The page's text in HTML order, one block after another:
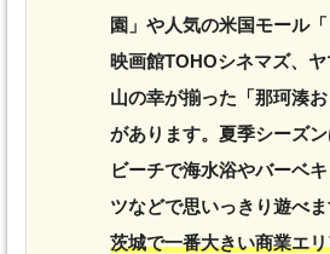
園」や人気の米国モール「
映画館TOHOシネマズ、
山の幸が揃った「那珂湊
があります。夏季シーズ
ビーチで海水浴やバーベ
ツなどで思いっきり遊べま
茨城で一番大きい商業エ